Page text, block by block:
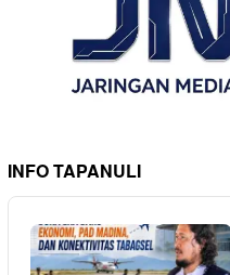
INFO TAPANULI